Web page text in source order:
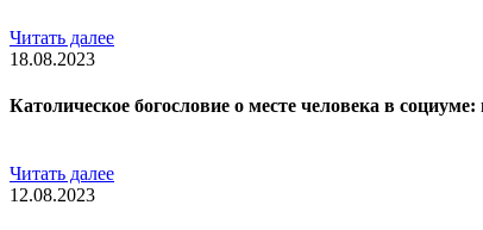
Читать далее
18.08.2023
Католическое богословие о месте человека в
Читать далее
12.08.2023